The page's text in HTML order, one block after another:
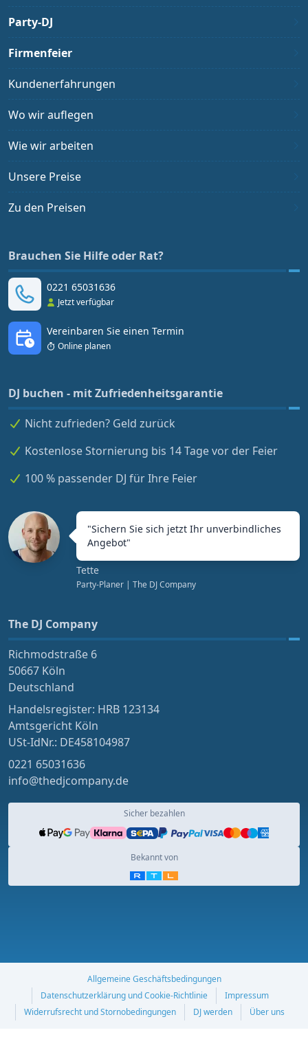
Party-DJ
Firmenfeier
Kundenerfahrungen
Wo wir auflegen
Wie wir arbeiten
Unsere Preise
Zu den Preisen
Brauchen Sie Hilfe oder Rat?
0221 65031636
Jetzt verfügbar
Vereinbaren Sie einen Termin
Online planen
DJ buchen - mit Zufriedenheitsgarantie
Nicht zufrieden? Geld zurück
Kostenlose Stornierung bis 14 Tage vor der Feier
100 % passender DJ für Ihre Feier
"Sichern Sie sich jetzt Ihr unverbindliches
Angebot"
Tette
Party-Planer | The DJ Company
The DJ Company
Richmodstraße 6
50667 Köln
Deutschland
Handelsregister: HRB 123134
Amtsgericht Köln
USt-IdNr.: DE458104987
0221 65031636
info@thedjcompany.de
Sicher bezahlen
Bekannt von
Allgemeine Geschäftsbedingungen
Datenschutzerklärung und Cookie-Richtlinie
Impressum
Widerrufsrecht und Stornobedingungen
DJ werden Über uns